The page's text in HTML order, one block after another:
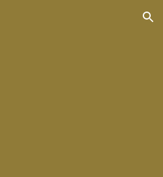
Skip to navigation